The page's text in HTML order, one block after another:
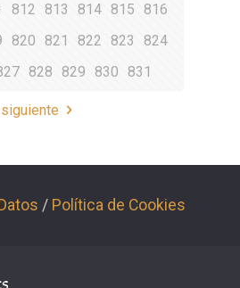
812 813 814 815
816
820 821 822 823
824
828 829 830 831
siguiente
/ Política de Cookies